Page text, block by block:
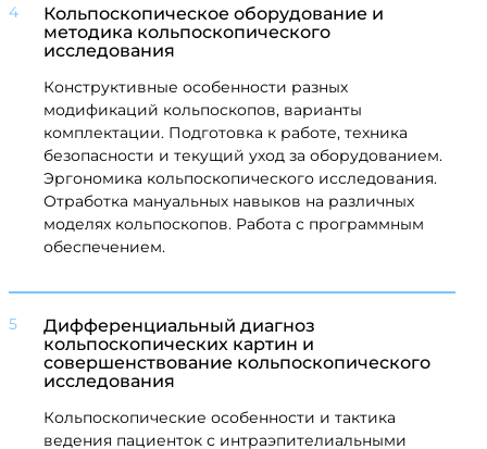
4
Кольпоскопическое оборудование и
методика кольпоскопического
исследования
Конструктивные особенности разных
модификаций кольпоскопов, варианты
комплектации. Подготовка к работе, техника
безопасности и текущий уход за оборудованием.
Эргономика кольпоскопического исследования.
Отработка мануальных навыков на различных
моделях кольпоскопов. Работа с программным
обеспечением.
5
Дифференциальный диагноз
кольпоскопических картин и
совершенствование кольпоскопического
исследования
Кольпоскопические особенности и тактика
ведения пациенток с интраэпителиальными